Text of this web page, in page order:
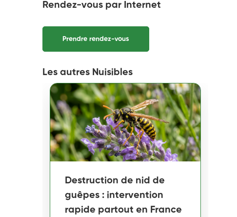
Rendez-vous par Internet
Prendre rendez-vous
Les autres Nuisibles
Destruction de nid de
guêpes : intervention
rapide partout en France